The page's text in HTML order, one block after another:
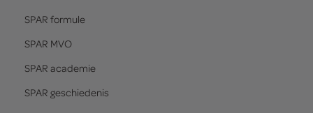
SPAR formule
SPAR MVO
SPAR academie
SPAR geschiedenis